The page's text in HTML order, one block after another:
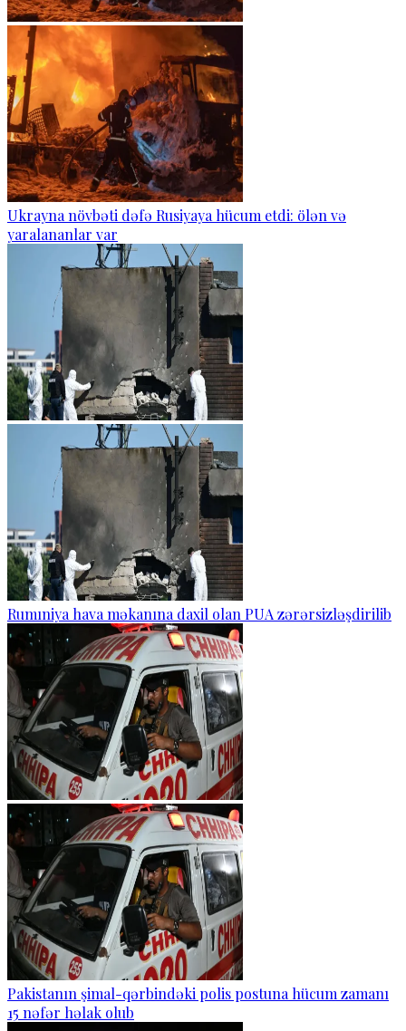
Ukrayna növbəti dəfə Rusiyaya hücum etdi: ölən və
yaralananlar var
Rumıniya hava məkanına daxil olan PUA zərərsizləşdirilib
Pakistanın şimal-qərbindəki polis postuna hücum zamanı
15 nəfər həlak olub